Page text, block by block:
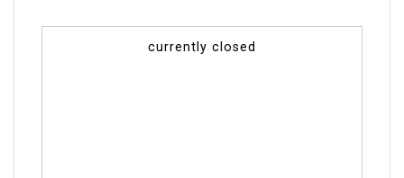
currently closed